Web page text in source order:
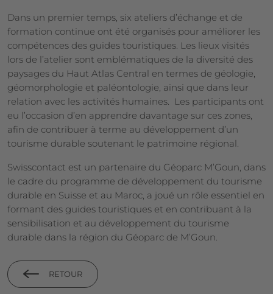
Dans un premier temps, six ateliers d’échange et de
formation continue ont été organisés pour améliorer les
compétences des guides touristiques. Les lieux visités
lors de l’atelier sont emblématiques de la diversité des
paysages du Haut Atlas Central en termes de géologie,
géomorphologie et paléontologie, ainsi que dans leur
relation avec les activités humaines. Les participants ont
eu l’occasion d’en apprendre davantage sur ces zones,
afin de contribuer à terme au développement d’un
tourisme durable soutenant le patrimoine régional.
Swisscontact est un partenaire du Géoparc M’Goun, dans
le cadre du programme de développement du tourisme
durable en Suisse et au Maroc, a joué un rôle essentiel en
formant des guides touristiques et en contribuant à la
sensibilisation et au développement du tourisme
durable dans la région du Géoparc de M’Goun.
RETOUR